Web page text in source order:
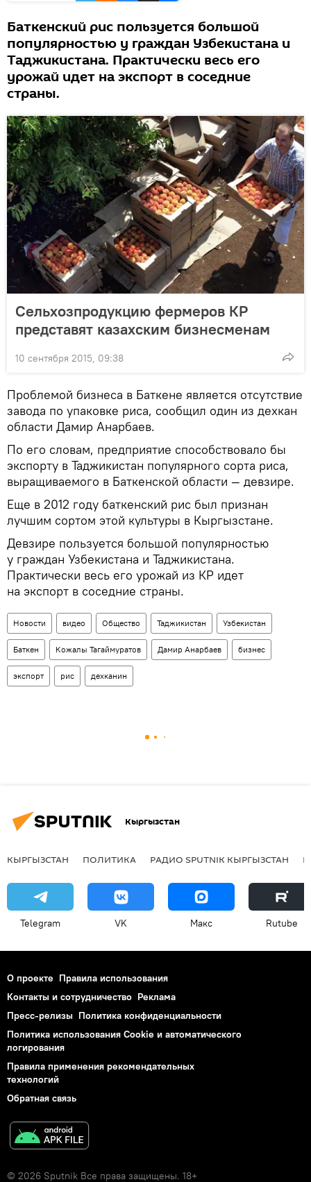
Баткенский рис пользуется большой
популярностью у граждан Узбекистана и
Таджикистана. Практически весь его
урожай идет на экспорт в соседние
страны.
Сельхозпродукцию фермеров КР
представят казахским бизнесменам
10 сентября 2015, 09:38
Проблемой бизнеса в Баткене является отсутствие
завода по упаковке риса, сообщил один из дехкан
области Дамир Анарбаев.
По его словам, предприятие способствовало бы
экспорту в Таджикистан популярного сорта риса,
выращиваемого в Баткенской области — девзире.
Еще в 2012 году баткенский рис был признан
лучшим сортом этой культуры в Кыргызстане.
Девзире пользуется большой популярностью
у граждан Узбекистана и Таджикистана.
Практически весь его урожай из КР идет
на экспорт в соседние страны.
Новости видео Общество Таджикистан Узбекистан
Баткен Кожалы Тагаймуратов Дамир Анарбаев бизнес
экспорт рис дехканин
Кыргызстан
КЫРГЫЗСТАН ПОЛИТИКА РАДИО SPUTNIK КЫРГЫЗСТАН
Telegram VK Макс Rutube
О проекте Правила использования
Контакты и сотрудничество Реклама
Пресс-релизы Политика конфиденциальности
Политика использования Cookie и автоматического
логирования
Правила применения рекомендательных
технологий
Обратная связь
© 2026 Sputnik Все права защищены. 18+